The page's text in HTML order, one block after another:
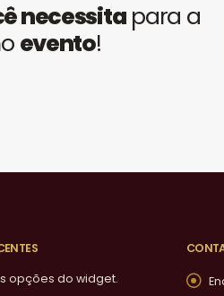
necessitapara a
evento!
opções do widget.